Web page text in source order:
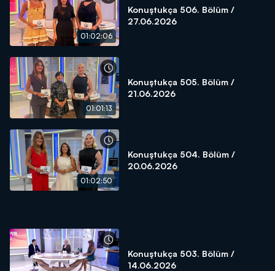
01:02:06
Konuştukça 506. Bölüm /
27.06.2026
01:01:13
Konuştukça 505. Bölüm /
21.06.2026
01:02:50
Konuştukça 504. Bölüm /
20.06.2026
Konuştukça 503. Bölüm /
14.06.2026